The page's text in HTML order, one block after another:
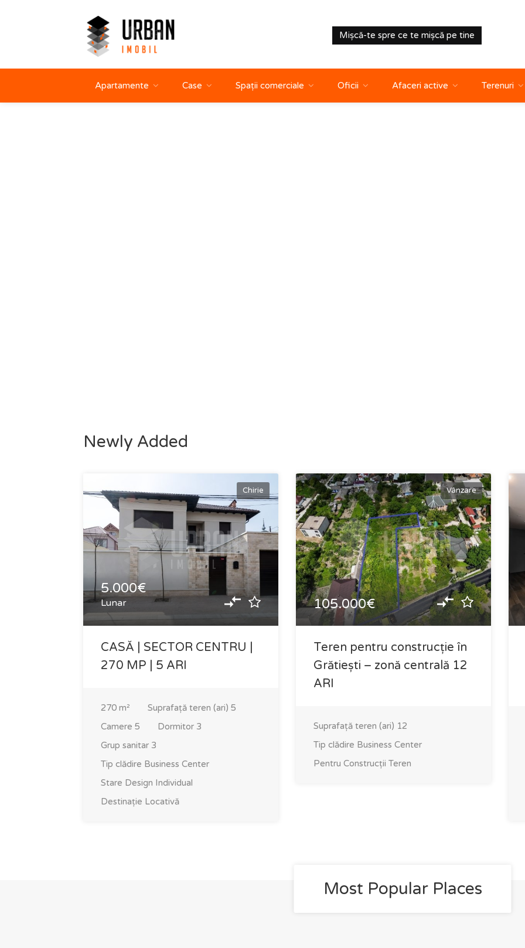
Mișcă-te spre ce te mișcă pe tine
Apartamente Case Spații comerciale Oficii Afaceri active Terenuri
Newly Added
Chirie
5.000€
Lunar
CASĂ | SECTOR CENTRU |
270 MP | 5 ARI
270 m² Suprafață teren (ari) 5
Camere 5 Dormitor 3
Grup sanitar 3
Tip clădire Business Center
Stare Design Individual
Destinație Locativă
Vânzare
105.000€
Teren pentru construcție în
Grătiești – zonă centrală 12
ARI
Suprafață teren (ari) 12
Tip clădire Business Center
Pentru Construcții Teren
Most Popular Places